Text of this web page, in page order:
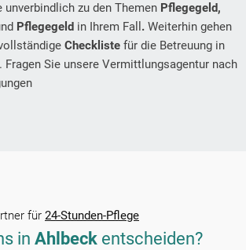
zu den Themen Pflegegeld,
Pflegegeld in Ihrem Fall . Weiterhin gehen
Checkliste für die Betreuung in
Fragen Sie unsere Vermittlungsagentur nach
für 24-Stunden-Pflege
in Ahlbeck entscheiden?